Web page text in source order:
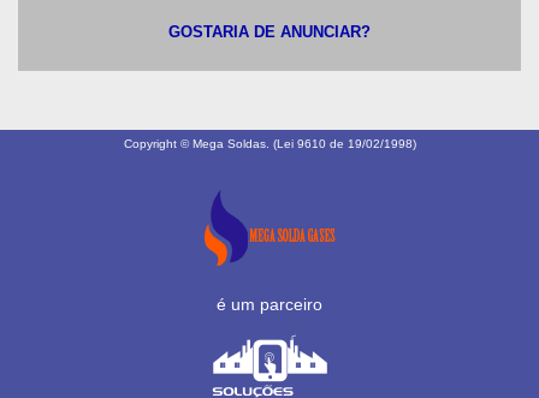
GOSTARIA DE ANUNCIAR?
Copyright © Mega Soldas. (Lei 9610 de 19/02/1998)
é um parceiro